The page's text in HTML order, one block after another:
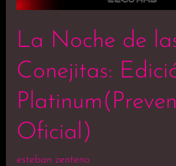
La Noche de
Conejitas:
Oficial)
esteban zenteno
Platinum(Preventa